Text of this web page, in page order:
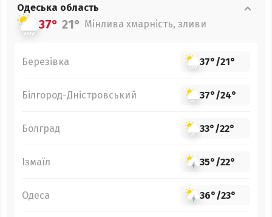
Одеська область
37° 21° Мінлива хмарність, зливи
Березівка 37°/21°
Білгород-Дністровський 37°/24°
Болград 33°/22°
Ізмаїл 35°/22°
Одеса 36°/23°